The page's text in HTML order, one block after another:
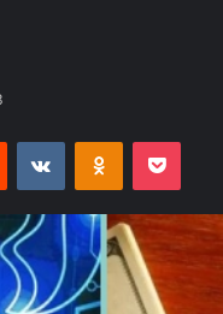
Reddit VKontakteOdnoklassniki
Pocket